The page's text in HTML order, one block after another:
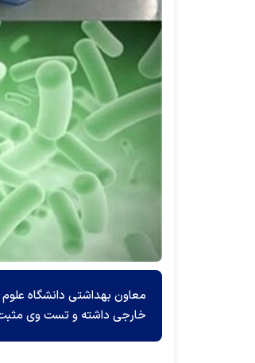
معاون بهداشتی دانشگاه
خارجی داشته و تست وی